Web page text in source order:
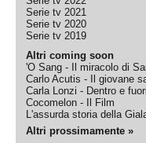
Serie tv 2021
Serie tv 2020
Serie tv 2019
Altri coming soon
'O Sang - Il miracolo di
Carlo Acutis - Il giovane
Carla Lonzi - Dentro e
Cocomelon - Il Film
L'assurda storia della
Altri prossimamente »